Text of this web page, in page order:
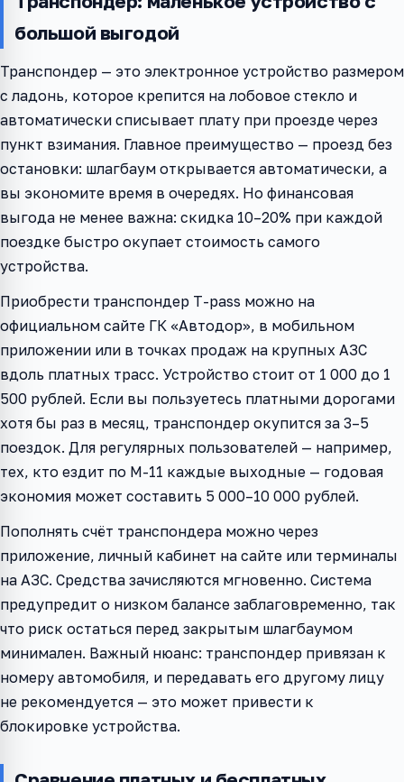
большой выгодой
Транспондер — это электронное устройство размером
с ладонь, которое крепится на лобовое стекло и
автоматически списывает плату при проезде через
пункт взимания. Главное преимущество — проезд без
остановки: шлагбаум открывается автоматически, а
вы экономите время в очередях. Но финансовая
выгода не менее важна: скидка 10–20% при каждой
поездке быстро окупает стоимость самого
устройства.
Приобрести транспондер T-pass можно на
официальном сайте ГК «Автодор», в мобильном
приложении или в точках продаж на крупных АЗС
вдоль платных трасс. Устройство стоит от 1 000 до 1
500 рублей. Если вы пользуетесь платными дорогами
хотя бы раз в месяц, транспондер окупится за 3–5
поездок. Для регулярных пользователей — например,
тех, кто ездит по М-11 каждые выходные — годовая
экономия может составить 5 000–10 000 рублей.
Пополнять счёт транспондера можно через
приложение, личный кабинет на сайте или терминалы
на АЗС. Средства зачисляются мгновенно. Система
предупредит о низком балансе заблаговременно, так
что риск остаться перед закрытым шлагбаумом
минимален. Важный нюанс: транспондер привязан к
номеру автомобиля, и передавать его другому лицу
не рекомендуется — это может привести к
блокировке устройства.